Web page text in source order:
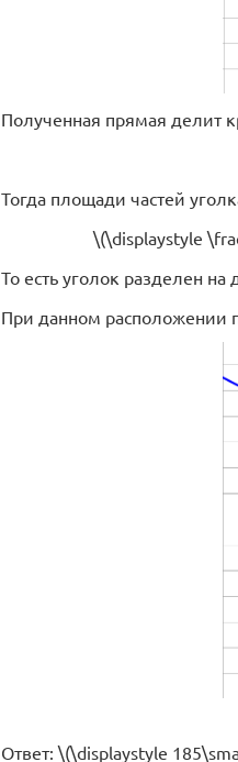
Полученная прямая делит
Тогда площади частей
\(\displaystyle
То есть уголок разделен на
При данном расположении
Ответ: \(\displaystyle